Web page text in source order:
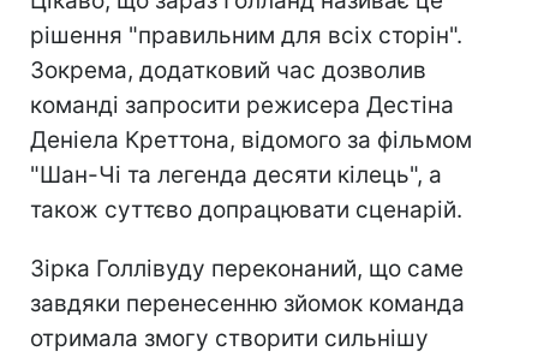
рішення "правильним для всіх сторін".
Зокрема, додатковий час дозволив
команді запросити режисера Дестіна
Деніела Креттона, відомого за фільмом
"Шан-Чі та легенда десяти кілець", а
також суттєво допрацювати сценарій.
Зірка Голлівуду переконаний, що саме
завдяки перенесенню зйомок команда
отримала змогу створити сильнішу